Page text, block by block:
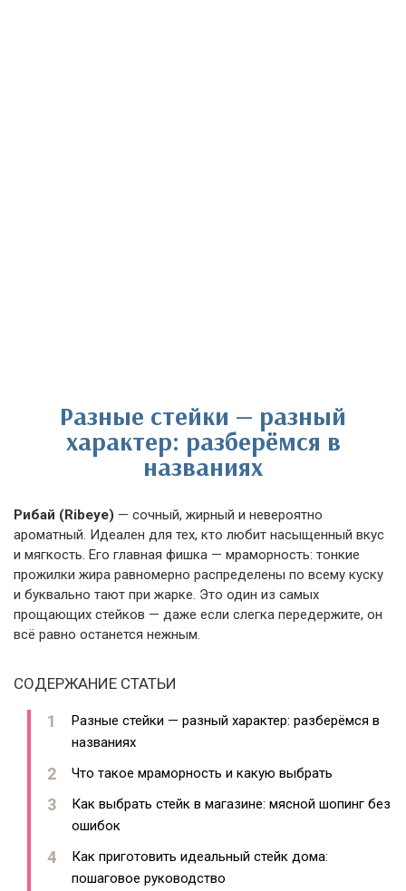
Разные стейки — разный
характер: разберёмся в
названиях
Рибай (Ribeye) — сочный, жирный и невероятно
ароматный. Идеален для тех, кто любит насыщенный вкус
и мягкость. Его главная фишка — мраморность: тонкие
прожилки жира равномерно распределены по всему куску
и буквально тают при жарке. Это один из самых
прощающих стейков — даже если слегка передержите, он
всё равно останется нежным.
СОДЕРЖАНИЕ СТАТЬИ
Разные стейки — разный характер: разберёмся в
названиях
Что такое мраморность и какую выбрать
Как выбрать стейк в магазине: мясной шопинг без
ошибок
Как приготовить идеальный стейк дома:
пошаговое руководство